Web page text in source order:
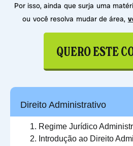
Por isso, ainda que surja uma
ou você resolva mudar de área,
QUERO ESTE
Direito Administrativo
Regime Jurídico
Introdução ao Direito